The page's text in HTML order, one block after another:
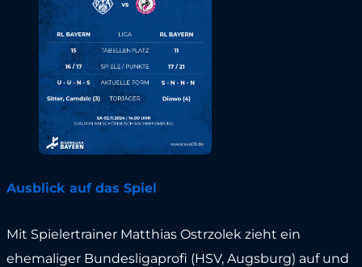
Ausblick auf das Spiel
Mit Spielertrainer Matthias Ostrzolek zieht ein
ehemaliger Bundesligaprofi (HSV, Augsburg) auf und